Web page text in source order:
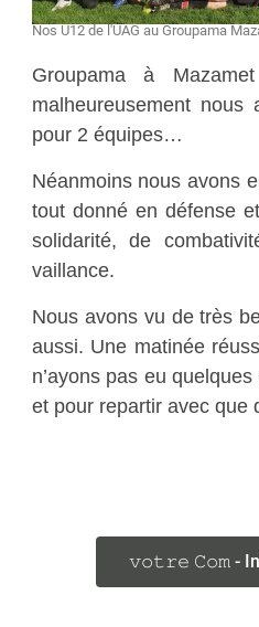
Nos U12 de l'UAG au Groupama
Groupama à
malheureusement
pour 2 équipes…
Néanmoins nous avons
tout donné en défense
solidarité, de
vaillance.
Nous avons vu de très
aussi. Une matinée
n’ayons pas eu
et pour repartir avec que
𝚟𝚘𝚝𝚛𝚎 𝙲𝚘𝚖 -